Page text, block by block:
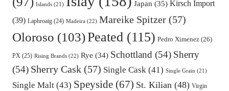
Islands(21) Japan (35) Kirsch Import
(39) Laphroaig(24) Madeira(22) Mareike Spitzer(57)
Oloroso (103)Peated(115) Pedro Ximenez(26)
PX(25) Rising Brands(22) Rye (34) Schottland (54) Sherry
(54) Sherry Cask(57) Single Cask(41) Single Grain (21)
Single Malt(43) Speyside(67) St. Kilian(48) Virgin